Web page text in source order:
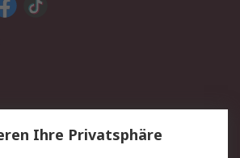
Lieferlösungen
Ihre Privatsphäre